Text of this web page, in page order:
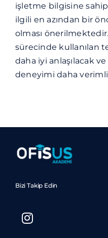
işletme bilgisine
ilgili en azından bir
olması
sürecinde kullanılan
daha iyi anlaşılacak
deneyimi daha
Bizi Takip Edin